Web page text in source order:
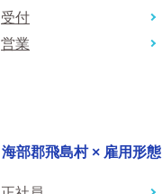
受付
営業
海部郡飛島村 × 雇用形態